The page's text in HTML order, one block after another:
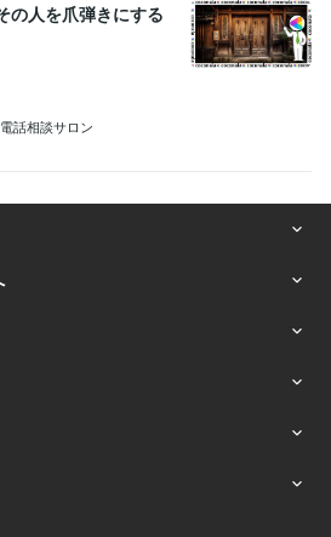
の人を爪弾きにする
電話相談サロン